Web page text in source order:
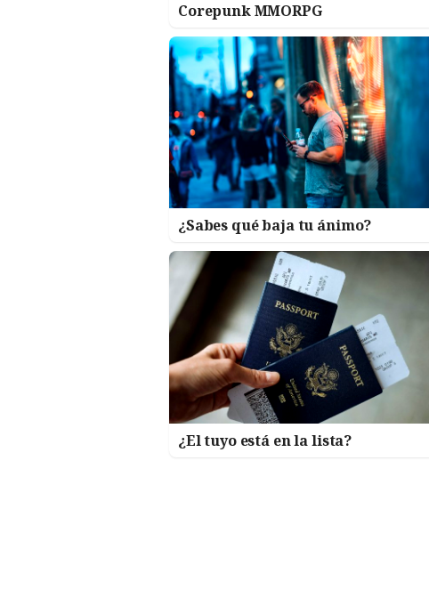
Corepunk MMORPG
¿Sabes qué baja tu ánimo?
¿El tuyo está en la lista?